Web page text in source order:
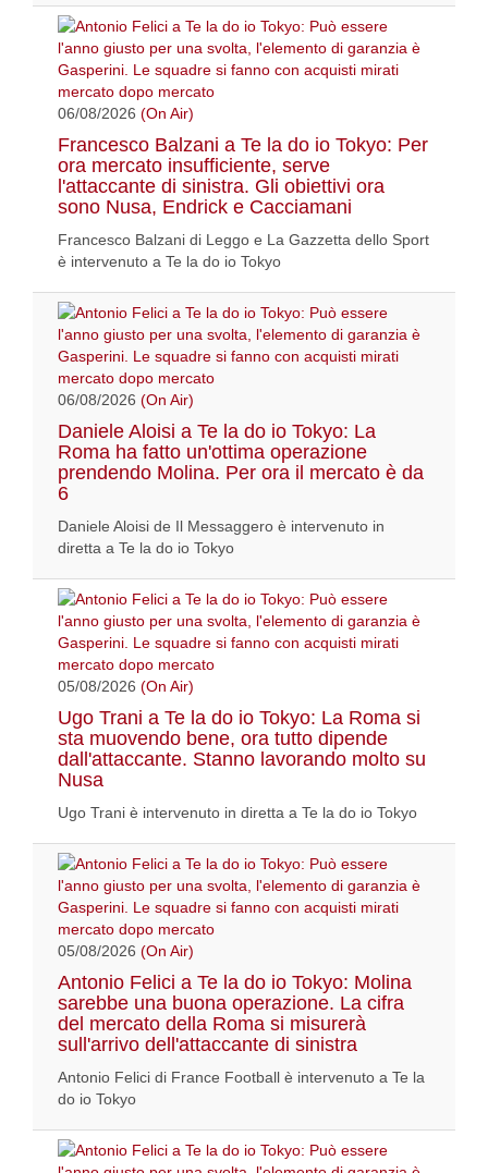
06/08/2026 (On Air)
Francesco Balzani a Te la do io Tokyo: Per
ora mercato insufficiente, serve
l'attaccante di sinistra. Gli obiettivi ora
sono Nusa, Endrick e Cacciamani
Francesco Balzani di Leggo e La Gazzetta dello Sport
è intervenuto a Te la do io Tokyo
06/08/2026 (On Air)
Daniele Aloisi a Te la do io Tokyo: La
Roma ha fatto un'ottima operazione
prendendo Molina. Per ora il mercato è da
6
Daniele Aloisi de Il Messaggero è intervenuto in
diretta a Te la do io Tokyo
05/08/2026 (On Air)
Ugo Trani a Te la do io Tokyo: La Roma si
sta muovendo bene, ora tutto dipende
dall'attaccante. Stanno lavorando molto su
Nusa
Ugo Trani è intervenuto in diretta a Te la do io Tokyo
05/08/2026 (On Air)
Antonio Felici a Te la do io Tokyo: Molina
sarebbe una buona operazione. La cifra
del mercato della Roma si misurerà
sull'arrivo dell'attaccante di sinistra
Antonio Felici di France Football è intervenuto a Te la
do io Tokyo